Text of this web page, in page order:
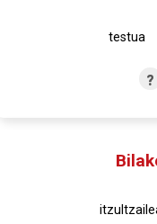
testua
?